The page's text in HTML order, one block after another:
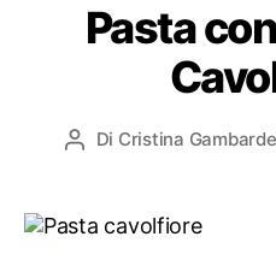
Pasta
Di Cristina